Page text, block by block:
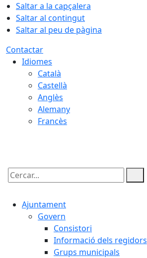
Saltar a la capçalera
Saltar al contingut
Saltar al peu de pàgina
Contactar
Idiomes
Català
Castellà
Anglès
Alemany
Francès
Cercar:
Ajuntament
Govern
Consistori
Informació dels regidors
Grups municipals